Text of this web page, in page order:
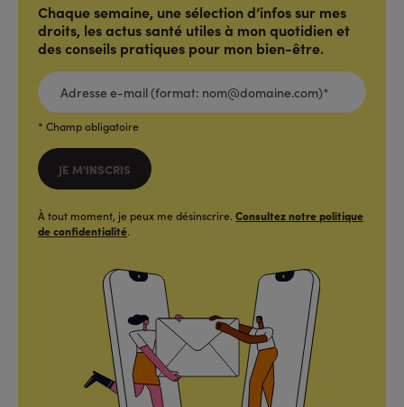
Chaque semaine, une sélection d’infos sur mes
droits, les actus santé utiles à mon quotidien et
des conseils pratiques pour mon bien-être.
ADRESSE
E-
MAIL
(FORMAT:
NOM@DOMAINE.COM)*
* Champ obligatoire
JE M'INSCRIS
À tout moment, je peux me désinscrire. Consultez notre politique
de confidentialité.